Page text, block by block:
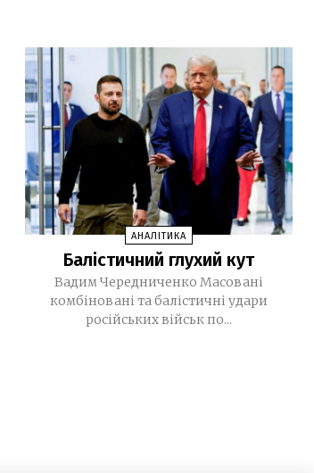
укриття: куди повідомляти про
зачинені
Рустем Умєров очолив Службу
зовнішньої розвідки, а Ігор Клименко
— РНБО
МВС запровадило нові виплати для
військових Нацгвардії, ДПСУ та
поліції
У Monobank з’явилася нова функція:
до транзакцій тепер можна
додавати фото чеків
АНАЛІТИКА
Балістичний глухий кут
Вадим Чередниченко Масовані
комбіновані та балістичні удари
російських військ по...